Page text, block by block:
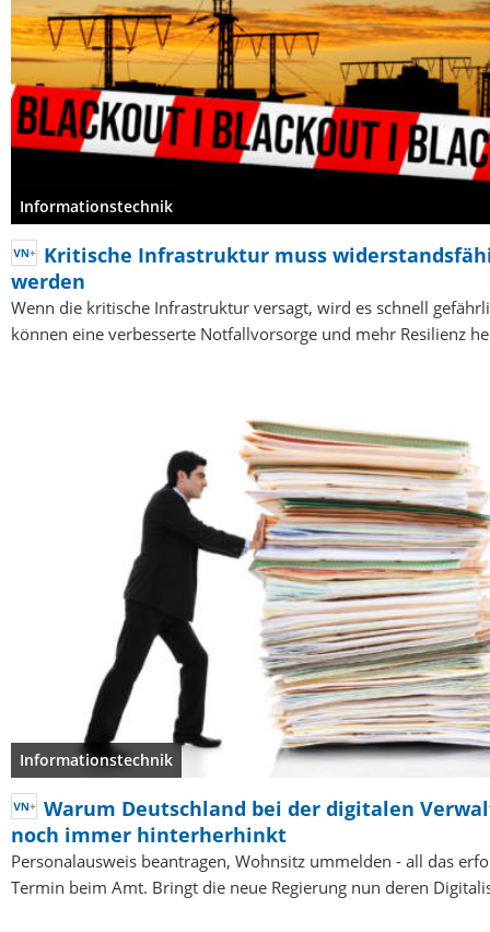
Informationstechnik
Kritische Infrastruktur muss
werden
Wenn die kritische Infrastruktur versagt, wird es schnell
können eine verbesserte Notfallvorsorge und mehr Resilienz
Informationstechnik
Warum Deutschland bei der digitalen
noch immer hinterherhinkt
Personalausweis beantragen, Wohnsitz ummelden - all das
Termin beim Amt. Bringt die neue Regierung nun deren